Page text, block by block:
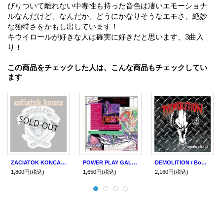
びりついて離れない中毒性も持った音色は凄いエモーショナ
ルなんだけど、なんだか、どうにかなりそうなエモさ、絶妙
な独特さをかもし出しています！
キウイロールが好きな人は確実に好きだと思います、3曲入
り！
この商品をチェックした人は、こんな商品もチェックしてい
ます
ZACIATOK KONCA / MORSKI VLCI CD (cd)
1,800円(税込)
POWER PLAY GALAXY & EVIS live mix cd (2cd) Power play
1,650円(税込)
DEMOLITION / Bombenhagel (cd) Duel
2,160円(税込)